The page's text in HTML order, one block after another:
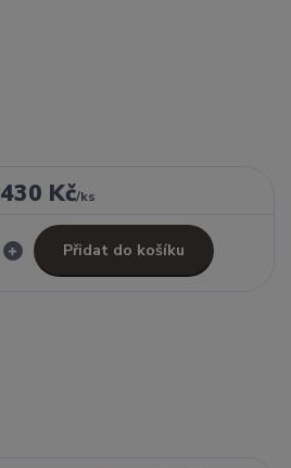
430 Kč/ks
Přidat do košíku